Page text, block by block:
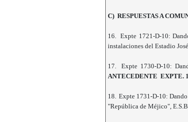
C) RESPUESTAS A
16. Expte 1721-D-10:
instalaciones del Estadio
17. Expte 1730-D-10:
ANTECEDENTE EXPTE.
18. Expte 1731-D-10:
"República de Méjico",